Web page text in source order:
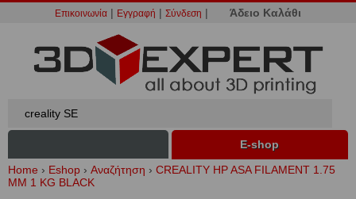
Επικοινωνία | Εγγραφή | Σύνδεση | Άδειο Καλάθι
Ε-shop
Home › Eshop › Αναζήτηση › CREALITY HP ASA FILAMENT 1.75
MM 1 KG BLACK